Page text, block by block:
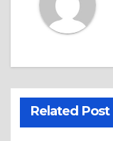
Related Post